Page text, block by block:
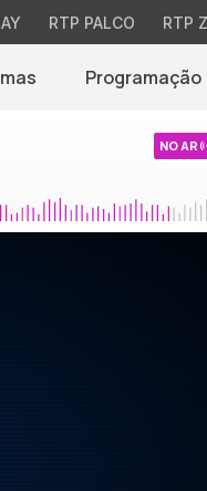
RTP PALCO RTP
Programação
NO AR